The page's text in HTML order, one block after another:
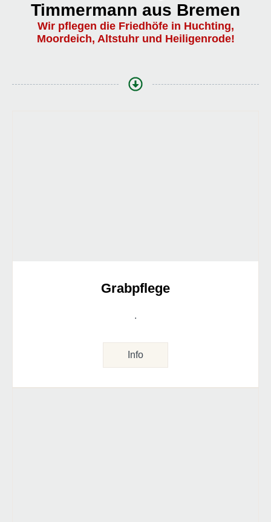
Timmermann aus Bremen
Wir pflegen die Friedhöfe in Huchting,
Moordeich, Altstuhr und Heiligenrode!
Grabpflege
.
Info